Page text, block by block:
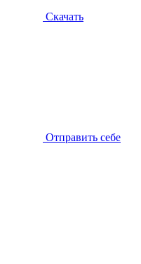
Скачать
Отправить себе